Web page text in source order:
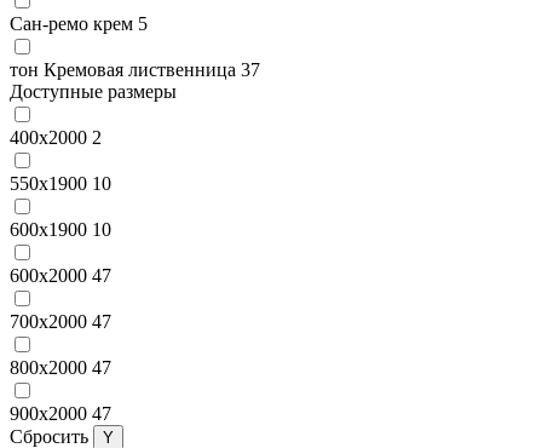
Сан-ремо крем 5
тон Кремовая лиственница 37
Доступные размеры
400x2000 2
550x1900 10
600x1900 10
600x2000 47
700x2000 47
800x2000 47
900x2000 47
Cбросить